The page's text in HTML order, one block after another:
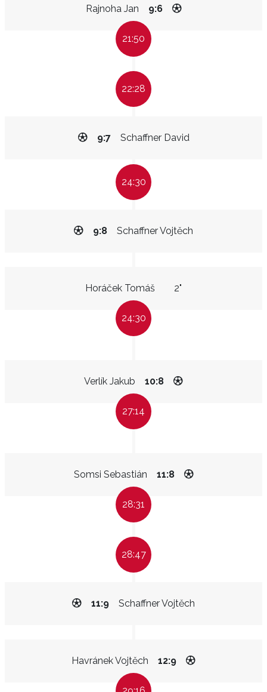
Rajnoha Jan 9:6
21:50
22:28
Schaffner David
9:7
24:30
Schaffner Vojtěch
9:8
Horáček Tomáš 2"
24:30
Verlík Jakub 10:8
27:14
Somsi Sebastián 11:8
28:31
28:47
Schaffner Vojtěch
11:9
Havránek Vojtěch 12:9